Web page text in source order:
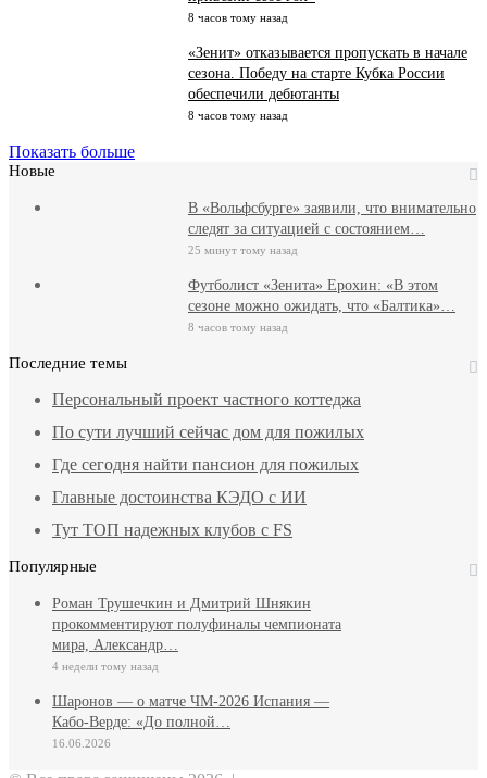
8 часов тому назад
«Зенит» отказывается пропускать в начале
сезона. Победу на старте Кубка России
обеспечили дебютанты
8 часов тому назад
Показать больше
Новые
В «Вольфсбурге» заявили, что внимательно
следят за ситуацией с состоянием…
25 минут тому назад
Футболист «Зенита» Ерохин: «В этом
сезоне можно ожидать, что «Балтика»…
8 часов тому назад
Последние темы
Персональный проект частного коттеджа
По сути лучший сейчас дом для пожилых
Где сегодня найти пансион для пожилых
Главные достоинства КЭДО с ИИ
Тут ТОП надежных клубов с FS
Популярные
Роман Трушечкин и Дмитрий Шнякин
прокомментируют полуфиналы чемпионата
мира, Александр…
4 недели тому назад
Шаронов — о матче ЧМ‑2026 Испания —
Кабо‑Верде: «До полной…
16.06.2026